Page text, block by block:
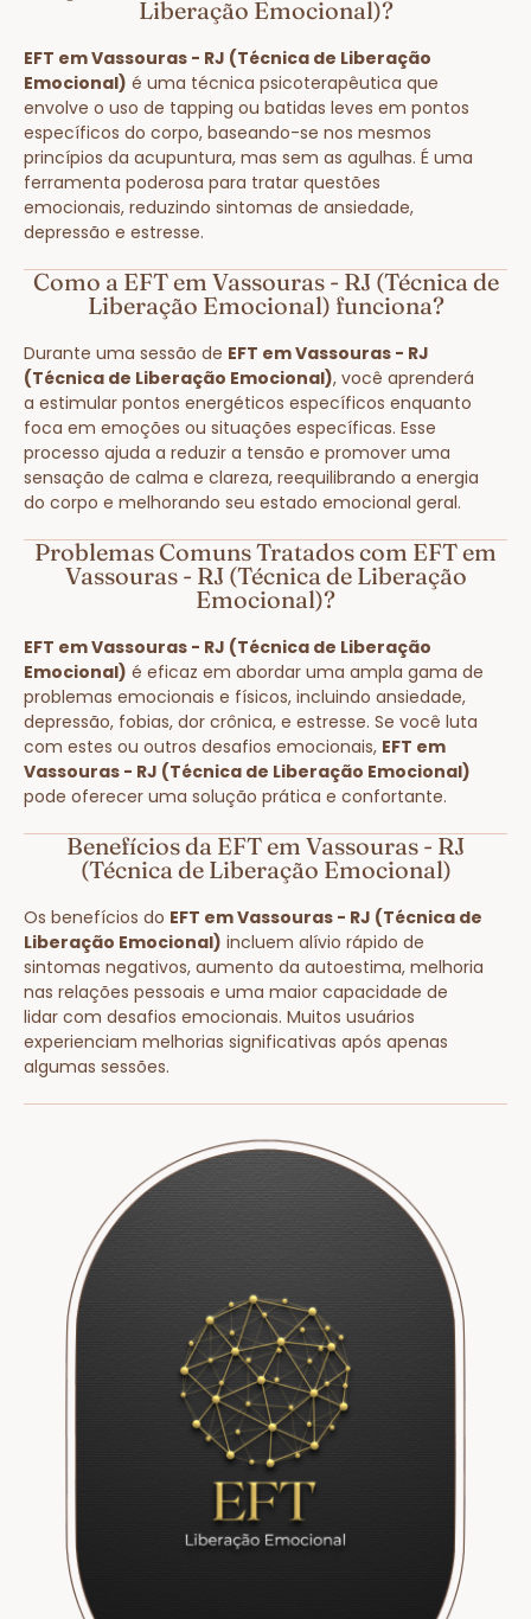
Liberação Emocional)?
EFT em Vassouras - RJ (Técnica de Liberação
Emocional) é uma técnica psicoterapêutica que
envolve o uso de tapping ou batidas leves em pontos
específicos do corpo, baseando-se nos mesmos
princípios da acupuntura, mas sem as agulhas. É uma
ferramenta poderosa para tratar questões
emocionais, reduzindo sintomas de ansiedade,
depressão e estresse.
Como a EFT em Vassouras - RJ (Técnica de
Liberação Emocional) funciona?
Durante uma sessão de EFT em Vassouras - RJ
(Técnica de Liberação Emocional), você aprenderá
a estimular pontos energéticos específicos enquanto
foca em emoções ou situações específicas. Esse
processo ajuda a reduzir a tensão e promover uma
sensação de calma e clareza, reequilibrando a energia
do corpo e melhorando seu estado emocional geral.
Problemas Comuns Tratados com EFT em
Vassouras - RJ (Técnica de Liberação
Emocional)?
EFT em Vassouras - RJ (Técnica de Liberação
Emocional) é eficaz em abordar uma ampla gama de
problemas emocionais e físicos, incluindo ansiedade,
depressão, fobias, dor crônica, e estresse. Se você luta
com estes ou outros desafios emocionais, EFT em
Vassouras - RJ (Técnica de Liberação Emocional)
pode oferecer uma solução prática e confortante.
Benefícios da EFT em Vassouras - RJ
(Técnica de Liberação Emocional)
Os benefícios do EFT em Vassouras - RJ (Técnica de
Liberação Emocional) incluem alívio rápido de
sintomas negativos, aumento da autoestima, melhoria
nas relações pessoais e uma maior capacidade de
lidar com desafios emocionais. Muitos usuários
experienciam melhorias significativas após apenas
algumas sessões.